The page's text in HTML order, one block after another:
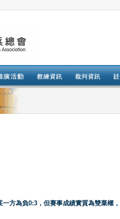
方為負0:3，但賽事成績實質為雙棄權